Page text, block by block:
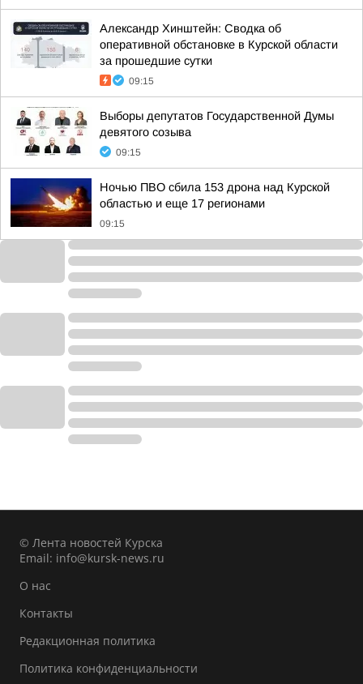
Александр Хинштейн: Сводка об
оперативной обстановке в Курской области
за прошедшие сутки
09:15
Выборы депутатов Государственной Думы
девятого созыва
09:15
Ночью ПВО сбила 153 дрона над Курской
областью и еще 17 регионами
09:15
© Лента новостей Курска
Email: info@kursk-news.ru
О нас
Контакты
Редакционная политика
Политика конфиденциальности